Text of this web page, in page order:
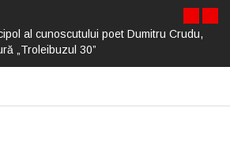
al cunoscutului poet Dumitru Crudu,
„Troleibuzul 30”